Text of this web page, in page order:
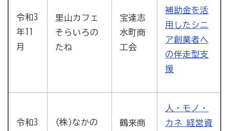
令和3
年11
月
里山カフェ
そらいろの
たね
宝達志
水町商
工会
補助金を活
用したシニ
ア創業者へ
の伴走型支
援
令和3
(株)なかの
鶴来商
人・モノ・
カネ 経営資